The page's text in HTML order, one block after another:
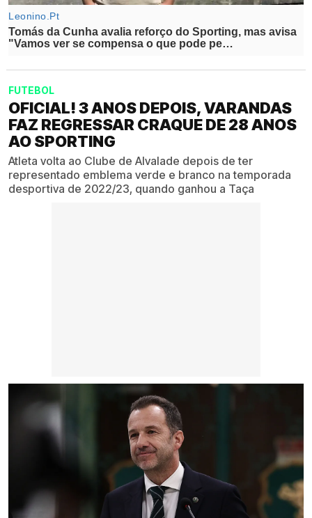
FUTEBOL
OFICIAL! 3 ANOS DEPOIS, VARANDAS
FAZ REGRESSAR CRAQUE DE 28 ANOS
AO SPORTING
Atleta volta ao Clube de Alvalade depois de ter
representado emblema verde e branco na temporada
desportiva de 2022/23, quando ganhou a Taça